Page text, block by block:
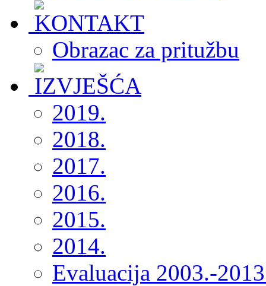
Obrazac za pritužbu
2019.
2018.
2017.
2016.
2015.
2014.
Evaluacija 2003.-